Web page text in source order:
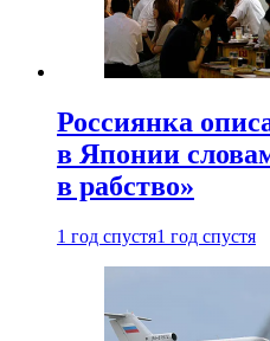
Россиянка
в Японии
в рабство»
1 год спустя1 год спустя